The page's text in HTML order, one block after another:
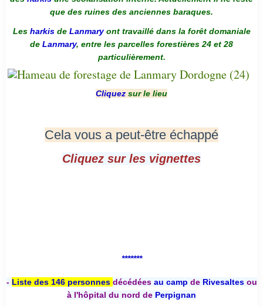
que des ruines des anciennes baraques.
Les harkis de Lanmaryont travaillé dans la forêt domaniale
de Lanmary, entre les parcelles forestières 24 et 28
particulièrement.
Cliquez sur le lieu
Cela vous a peut-être échappé
Cliquez sur les vignettes
*******
- Liste des 146 personnes décédées au camp deRivesaltesou
à l'hôpital du nord de Perpignan